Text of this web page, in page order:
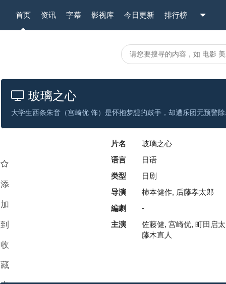
首页 资讯 字幕 影视库 今日更新 排行榜
玻璃之心
添
加
到
收
藏
片名
玻璃之心
语言
日语
类型
日剧
导演
柿本健作, 后藤孝太郎
編劇
-
主演
佐藤健, 宫崎优, 町田启
藤木直人